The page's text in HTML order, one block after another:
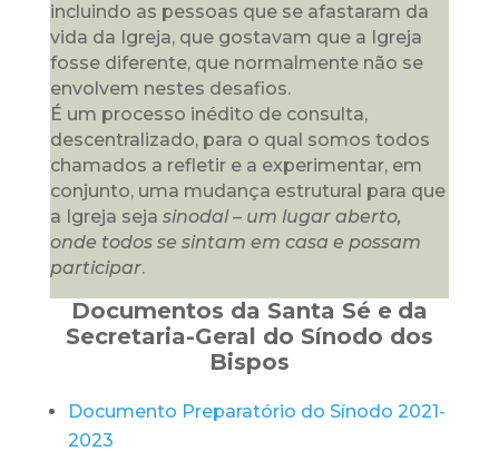
incluindo as pessoas que se afastaram da
vida da Igreja, que gostavam que a Igreja
fosse diferente, que normalmente não se
envolvem nestes desafios.
É um processo inédito de consulta,
descentralizado, para o qual somos todos
chamados a refletir e a experimentar, em
conjunto, uma mudança estrutural para que
a Igreja seja sinodal– um lugar aberto,
onde todos se sintam em casa e possam
participar.
Documentos da Santa Sé e da
Secretaria-Geral do Sínodo dos
Bispos
Documento Preparatório do Sínodo 2021-
2023